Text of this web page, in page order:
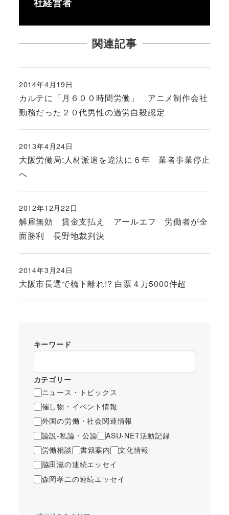
関連記事
カルテに「月６００時間労働」 アニメ制作会社
勤務だった２０代男性の過労自殺認定
投稿日
2014年4月19日
大阪労働局:人材派遣を違法に６年 業者事業停止
へ
投稿日
2013年4月24日
解雇無効 賃金支払え アールエフ 労働者が全
面勝利 長野地裁判決
投稿日
2012年12月22日
大阪市長選で橋下離れ!? 白票４万5000件超
投稿日
2014年3月24日
キーワード
カテゴリー
ニュース・トピックス
催し物・イベント情報
外国の労働・社会関連情報
論説-私論・公論
ASU-NET活動記録
労働相談
書籍案内
文化情報
脇田滋の連続エッセイ
森岡孝二の連続エッセイ